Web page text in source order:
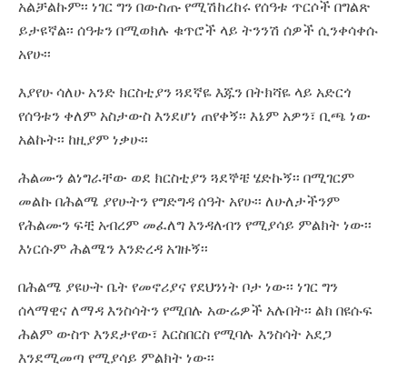
አልቻልኩም፡፡ ነገር ግን በውስጡ የሚሽከረከሩ የሰዓቱ ጥርሶች በግልጽ
ይታዩኛል፡፡ ሰዓቱን በሚወክሉ ቁጥሮች ላይ ትንንሽ ሰዎች ሲንቀሳቀሱ
አየሁ፡፡
እያየሁ ሳለሁ አንድ ክርስቲያን ጓደኛዬ እጁን በትክሻዬ ላይ አድርጎ
የሰዓቱን ቀለም አስታውስ እንደሆነ ጠየቀኝ፡፡ እኔም አዎን፣ ቢጫ ነው
አልኩት፡፡ ከዚያም ነቃሁ፡፡
ሕልሙን ልነግራቸው ወደ ክርስቲያን ጓደኞቼ ሄድኩኝ፡፡ በሚገርም
መልኩ በሕልሜ ያየሁትን የግድግዳ ሰዓት አየሁ፡፡ ለሁለታችንም
የሕልሙን ፍቺ አብረም መፈለግ እንዳለብን የሚያሳይ ምልክት ነው፡፡
እነርሱም ሕልሜን እንድረዳ አገዙኝ፡፡
በሕልሜ ያዩሁት ቤት የመኖሪያና የደህንነት ቦታ ነው፡፡ ነገር ግን
ሰላማዊና ለማዳ እንስሳትን የሚበሉ አውሬዎች አሉበት፡፡ ልክ በዩሱፍ
ሕልም ውስጥ እንደታየው፣ እርስበርስ የሚባሉ እንስሳት አደጋ
እንደሚመጣ የሚያሳይ ምልክት ነው፡፡